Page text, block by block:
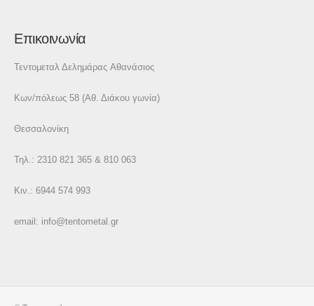
Επικοινωνία
Τεντομεταλ Δελημάρας Αθανάσιος
Κων/πόλεως 58 (Αθ. Διάκου γωνία)
Θεσσαλονίκη
Τηλ.: 2310 821 365 & 810 063
Κιν.: 6944 574 993
email: info@tentometal.gr